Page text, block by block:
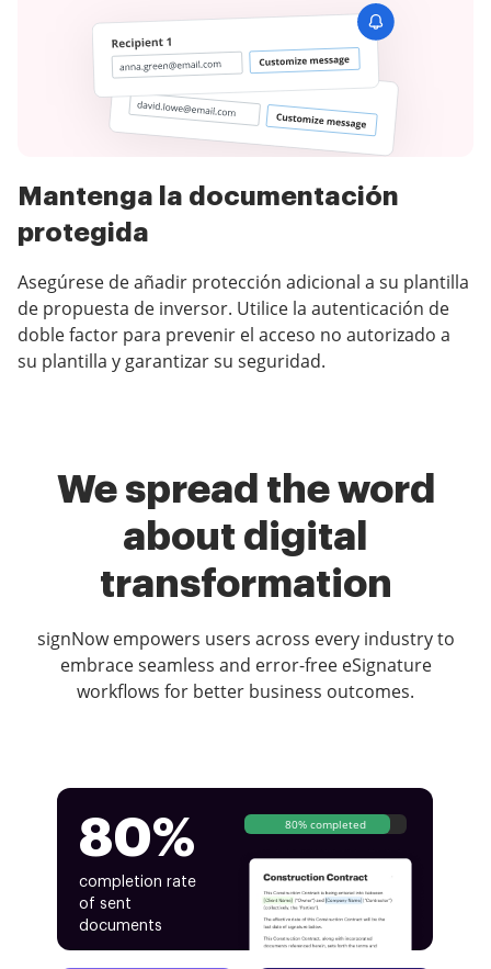
Mantenga la documentación
protegida
Asegúrese de añadir protección adicional a su plantilla
de propuesta de inversor. Utilice la autenticación de
doble factor para prevenir el acceso no autorizado a
su plantilla y garantizar su seguridad.
We spread the word
about digital
transformation
signNow empowers users across every industry to
embrace seamless and error-free eSignature
workflows for better business outcomes.
80%
completion rate
of sent
documents
80% completed